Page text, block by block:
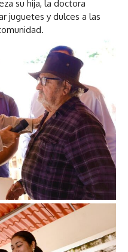
su hija, la doctora
juguetes y dulces a las